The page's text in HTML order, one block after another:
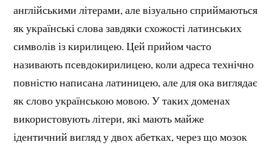
англійськими літерами, але візуально сприймаються
як українські слова завдяки схожості латинських
символів із кирилицею. Цей прийом часто
називають псевдокирилицею, коли адреса технічно
повністю написана латиницею, але для ока виглядає
як слово українською мовою. У таких доменах
використовують літери, які мають майже
ідентичний вигляд у двох абетках, через що мозок